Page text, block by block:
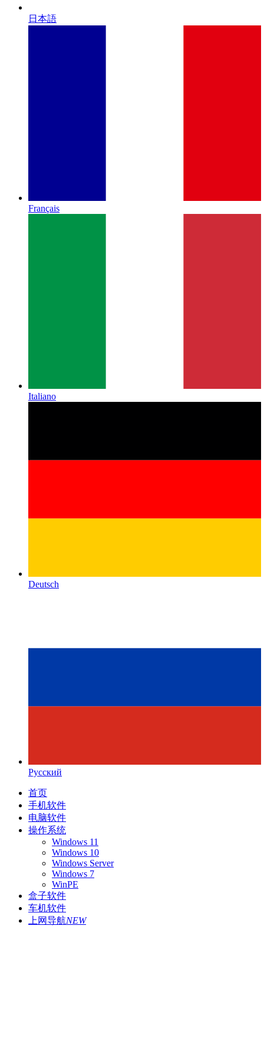
日本語
Français
Italiano
Deutsch
Русский
首页
手机软件
电脑软件
操作系统
Windows 11
Windows 10
Windows Server
Windows 7
WinPE
盒子软件
车机软件
上网导航NEW